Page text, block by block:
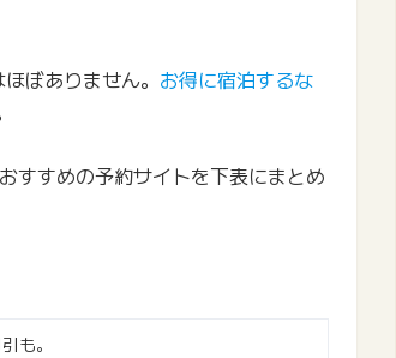
ぼありません。 お得に宿泊するな
すすめの予約サイトを下表にまとめ
も。